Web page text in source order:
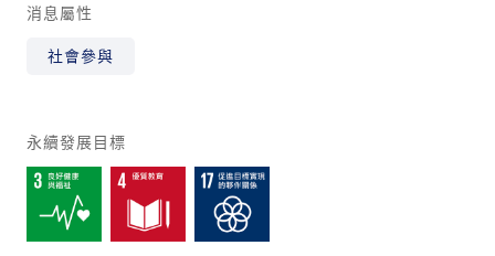
消息屬性
社會參與
永續發展目標